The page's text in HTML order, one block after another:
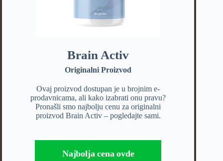
Brain Activ
Originalni Proizvod
Ovaj proizvod dostupan je u brojnim e-
prodavnicama, ali kako izabrati onu pravu?
Pronašli smo najbolju cenu za originalni
proizvod Brain Activ – pogledajte sami.
Najbolja cena ovde